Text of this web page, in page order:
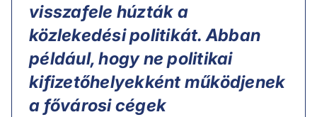
visszafele húzták a
közlekedési politikát. Abban
például, hogy ne politikai
kifizetőhelyekként működjenek
a fővárosi cégek